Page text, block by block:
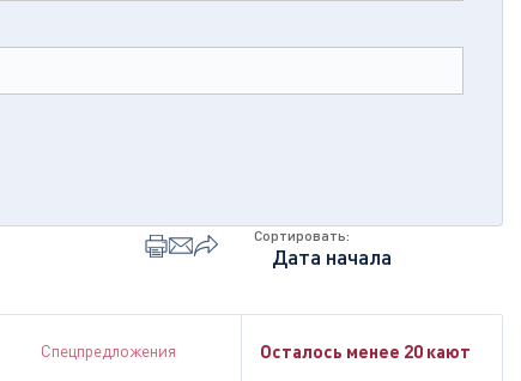
Сортировать:
Спецпредложения Осталось менее 20 кают